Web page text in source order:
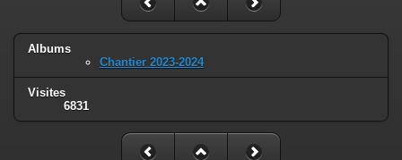
Albums
Chantier 2023-2024
Visites
6831